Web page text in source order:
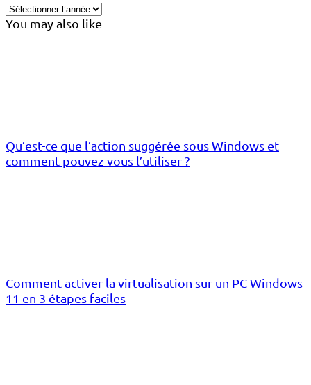
You may also like
Qu’est-ce que l’action suggérée sous Windows et
comment pouvez-vous l’utiliser ?
Comment activer la virtualisation sur un PC Windows
11 en 3 étapes faciles